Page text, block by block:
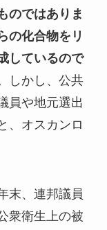
のではありま
の化合物をリ
しているので
しかし、公共
員や地元選出
、オスカンロ
末、連邦議員
衆衛生上の被